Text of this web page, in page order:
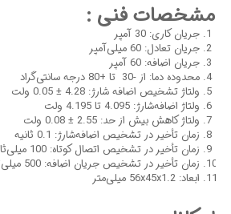
مشخصات فنی :
جریان کاری: 30 آمپر
جریان تعادل: 60 میلی‌آمپر
جریان اضافه: 60 آمپر
محدوده دما: از -30 تا +80 درجه سانتی‌گراد
ولتاژ تشخیص اضافه‌ شارژ: 4.28 ± 0.05 ولت
ولتاژ اضافه‌شارژ: 4.095 تا 4.195 ولت
ولتاژ کاهش بیش از حد: 2.55 ± 0.08 ولت
زمان تأخیر در تشخیص اضافه‌شارژ: 0.1 ثانیه
زمان تأخیر در تشخیص اتصال کوتاه: 100 میلی‌ثانیه
زمان تأخیر در تشخیص جریان اضافه: 500 میلی‌ثانیه
ابعاد: 56x45x1.2 میلی‌متر